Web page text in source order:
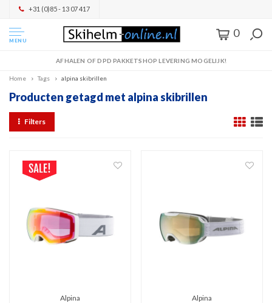
+31 (0)85 - 13 07 417
MENU
0
AFHALEN OF DPD PAKKETSHOP LEVERING MOGELIJK!
Home Tags alpina skibrillen
Producten getagd met alpina skibrillen
Filters
Alpina
Alpina